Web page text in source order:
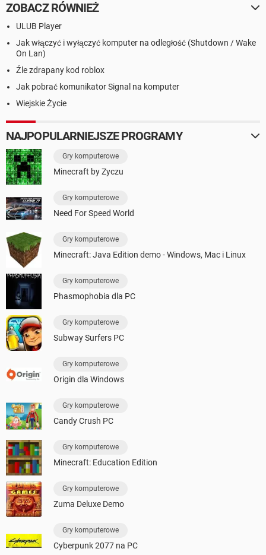
ZOBACZ RÓWNIEŻ
ULUB Player
Jak włączyć i wyłączyć komputer na odległość (Shutdown / Wake
On Lan)
Źle zdrapany kod roblox
Jak pobrać komunikator Signal na komputer
Wiejskie Życie
NAJPOPULARNIEJSZE PROGRAMY
Gry komputerowe
Minecraft by Zyczu
Gry komputerowe
Need For Speed World
Gry komputerowe
Minecraft: Java Edition demo - Windows, Mac i Linux
Gry komputerowe
Phasmophobia dla PC
Gry komputerowe
Subway Surfers PC
Gry komputerowe
Origin dla Windows
Gry komputerowe
Candy Crush PC
Gry komputerowe
Minecraft: Education Edition
Gry komputerowe
Zuma Deluxe Demo
Gry komputerowe
Cyberpunk 2077 na PC